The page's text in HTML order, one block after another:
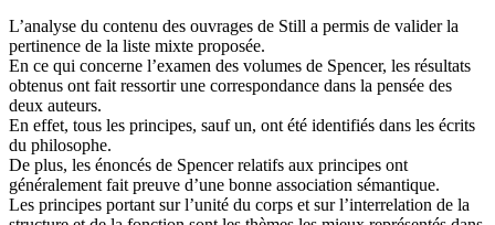
L’analyse du contenu des ouvrages de Still a permis de valider la
pertinence de la liste mixte proposée.
En ce qui concerne l’examen des volumes de Spencer, les résultats
obtenus ont fait ressortir une correspondance dans la pensée des
deux auteurs.
En effet, tous les principes, sauf un, ont été identifiés dans les écrits
du philosophe.
De plus, les énoncés de Spencer relatifs aux principes ont
généralement fait preuve d’une bonne association sémantique.
Les principes portant sur l’unité du corps et sur l’interrelation de la